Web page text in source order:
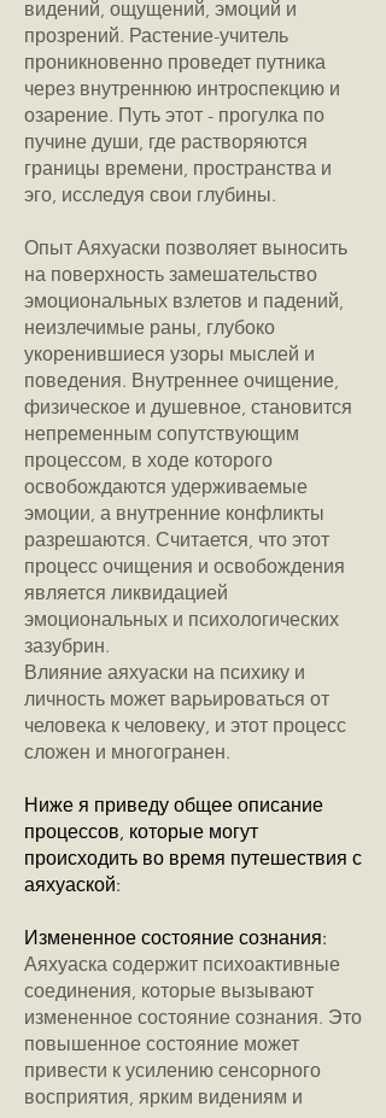
видений, ощущений, эмоций и
прозрений. Растение-учитель
проникновенно проведет путника
через внутреннюю интроспекцию и
озарение. Путь этот - прогулка по
пучине души, где растворяются
границы времени, пространства и
эго, исследуя свои глубины.
Опыт Аяхуаски позволяет выносить
на поверхность замешательство
эмоциональных взлетов и падений,
неизлечимые раны, глубоко
укоренившиеся узоры мыслей и
поведения. Внутреннее очищение,
физическое и душевное, становится
непременным сопутствующим
процессом, в ходе которого
освобождаются удерживаемые
эмоции, а внутренние конфликты
разрешаются. Считается, что этот
процесс очищения и освобождения
является ликвидацией
эмоциональных и психологических
зазубрин.
Влияние аяхуаски на психику и
личность может варьироваться от
человека к человеку, и этот процесс
сложен и многогранен.
Ниже я приведу общее описание
процессов, которые могут
происходить во время путешествия с
аяхуаской:
Измененное состояние сознания:
Аяхуаска содержит психоактивные
соединения, которые вызывают
измененное состояние сознания. Это
повышенное состояние может
привести к усилению сенсорного
восприятия, ярким видениям и